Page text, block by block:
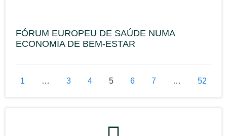
FÓRUM EUROPEU DE SAÚDE NUMA
ECONOMIA DE BEM-ESTAR
1 … 3 4 5 6 7 … 52